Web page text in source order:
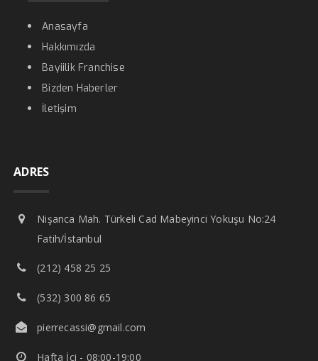
Anasayfa
Hakkımızda
Bayiilik Franchise
Bizden Haberler
İletişim
ADRES
Nişanca Mah. Türkeli Cad Mabeyinci Yokuşu No:24
Fatih/İstanbul
(212) 458 25 25
(532) 300 86 65
pierrecassi@gmail.com
Hafta İçi - 08:00-19:00